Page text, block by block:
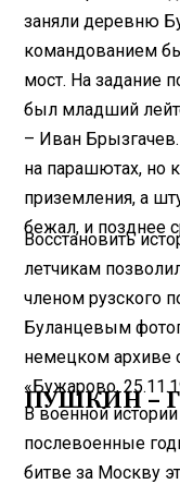
заняли деревню
командованием
мост. На задание
был младший
– Иван
на парашютах, но
приземления, а
бежал, и позднее
Восстановить
летчикам
членом рузского
Буланцевым
немецком архиве
«Бужарово,
ПУШКИН –
В военной
послевоенные
битве за Москву